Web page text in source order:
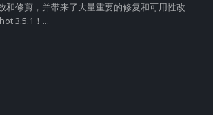
和修剪，并带来了大量重要的修复和可用性改
3.5.1！...